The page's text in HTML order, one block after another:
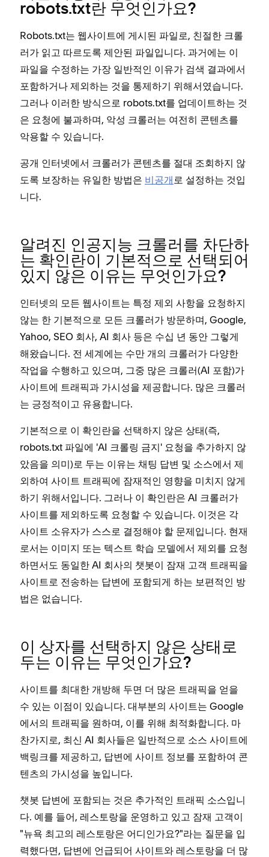
robots.txt란 무엇인가요?
Robots.txt는 웹사이트에 게시된 파일로, 친절한 크롤
러가 읽고 따르도록 제안된 파일입니다. 과거에는 이
파일을 수정하는 가장 일반적인 이유가 검색 결과에서
포함하거나 제외하는 것을 통제하기 위해서였습니다.
그러나 이러한 방식으로 robots.txt를 업데이트하는 것
은 요청에 불과하며, 악성 크롤러는 여전히 콘텐츠를
악용할 수 있습니다.
공개 인터넷에서 크롤러가 콘텐츠를 절대 조회하지 않
도록 보장하는 유일한 방법은 비공개 로 설정하는 것입
니다.
알려진 인공지능 크롤러를 차단하
는 확인란이 기본적으로 선택되어
있지 않은 이유는 무엇인가요?
인터넷의 모든 웹사이트는 특정 제외 사항을 요청하지
않는 한 기본적으로 모든 크롤러가 방문하며, Google,
Yahoo, SEO 회사, AI 회사 등은 수십 년 동안 그렇게
해왔습니다. 전 세계에는 수만 개의 크롤러가 다양한
작업을 수행하고 있으며, 그중 많은 크롤러(AI 포함)가
사이트에 트래픽과 가시성을 제공합니다. 많은 크롤러
는 긍정적이고 유용합니다.
기본적으로 이 확인란을 선택하지 않은 상태(즉,
robots.txt 파일에 'AI 크롤링 금지' 요청을 추가하지 않
았음을 의미)로 두는 이유는 채팅 답변 및 소스에서 제
외하여 사이트 트래픽에 잠재적인 영향을 미치지 않게
하기 위해서입니다. 그러나 이 확인란은 AI 크롤러가
사이트를 제외하도록 요청할 수 있습니다. 이것은 각
사이트 소유자가 스스로 결정해야 할 문제입니다. 현재
로서는 이미지 또는 텍스트 학습 모델에서 제외를 요청
하면서도 동일한 AI 회사의 챗봇이 잠재 고객 트래픽을
사이트로 전송하는 답변에 포함되게 하는 보편적인 방
법은 없습니다.
이 상자를 선택하지 않은 상태로
두는 이유는 무엇인가요?
사이트를 최대한 개방해 두면 더 많은 트래픽을 얻을
수 있는 이점이 있습니다. 대부분의 사이트는 Google
에서의 트래픽을 원하며, 이를 위해 최적화합니다. 마
찬가지로, 최신 AI 회사들은 일반적으로 소스 사이트에
백링크를 제공하고, 답변에 사이트 정보를 포함하여 콘
텐츠의 가시성을 높입니다.
챗봇 답변에 포함되는 것은 추가적인 트래픽 소스입니
다. 예를 들어, 레스토랑을 운영하고 있고 잠재 고객이
"뉴욕 최고의 레스토랑은 어디인가요?"라는 질문을 입
력했다면, 답변에 언급되어 사이트와 레스토랑을 더 많